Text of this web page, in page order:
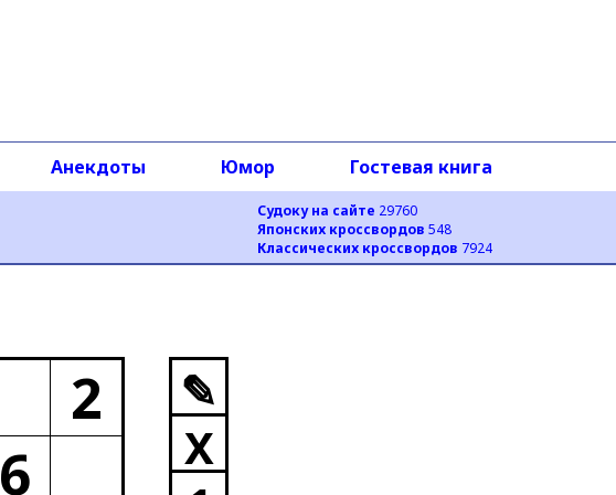
Судоку на сайте 29760
Японских кроссвордов 548
Классических кроссвордов 7924
Анекдоты Юмор Гостевая книга
2
6
✎
X